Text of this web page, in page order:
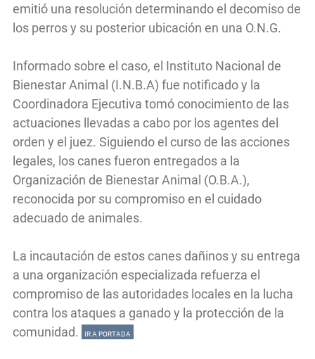
emitió una resolución determinando el decomiso de
los perros y su posterior ubicación en una O.N.G.
Informado sobre el caso, el Instituto Nacional de
Bienestar Animal (I.N.B.A) fue notificado y la
Coordinadora Ejecutiva tomó conocimiento de las
actuaciones llevadas a cabo por los agentes del
orden y el juez. Siguiendo el curso de las acciones
legales, los canes fueron entregados a la
Organización de Bienestar Animal (O.B.A.),
reconocida por su compromiso en el cuidado
adecuado de animales.
La incautación de estos canes dañinos y su entrega
a una organización especializada refuerza el
compromiso de las autoridades locales en la lucha
contra los ataques a ganado y la protección de la
comunidad.
IR A PORTADA